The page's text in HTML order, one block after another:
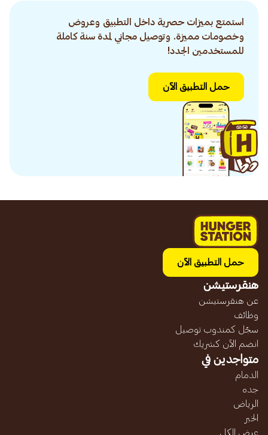
استمتع بميزات حصرية داخل التطبيق وعروض
وخصومات مميزة. وتوصيل مجاني لمدة سنة كاملة
للمستخدمين الجدد!
حمل التطبيق الآن
حمل التطبيق الآن
هنقرستيشن
عن هنقرستيشن
وظائف
سجّل كمندوب توصيل
انضم الآن كشريك
متواجدين في
الدمام
جده
الرياض
الخبر
عرض الكل...